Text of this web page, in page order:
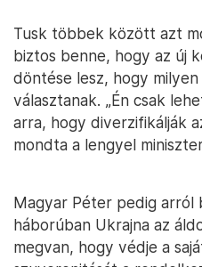
Tusk többek között azt
biztos benne, hogy az új
döntése lesz, hogy
választanak. „Én csak
arra, hogy diverzifikálják
mondta a lengyel
Magyar Péter pedig arról
háborúban Ukrajna az
megvan, hogy védje a